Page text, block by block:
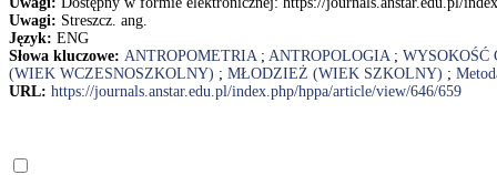
Uwagi: Streszcz. ang.
Język: ENG
Słowa kluczowe: ANTROPOMETRIA; ANTROPOLOGIA; WYSOKOŚĆ
(WIEK WCZESNOSZKOLNY) ; MŁODZIEŻ (WIEK SZKOLNY) ;
URL: https://journals.anstar.edu.pl/index.php/hppa/article/view/646/659